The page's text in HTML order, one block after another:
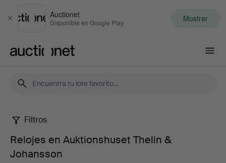
Cerrar
Auctionet
Disponible en Google Play Mostrar
Relojes
en
Filtros
Relojes en Auktionshuset Thelin &
Johansson